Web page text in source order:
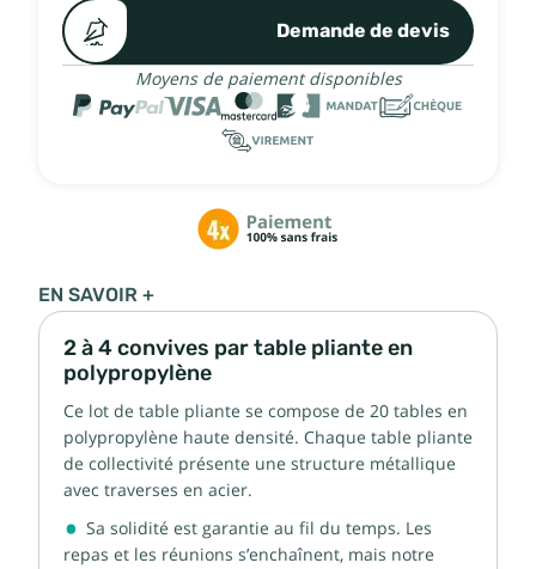
Demande de devis
Moyens de paiement disponibles
EN SAVOIR +
2 à 4 convives par table pliante en
polypropylène
Ce lot de table pliante se compose de 20 tables en
polypropylène haute densité. Chaque table pliante
de collectivité présente une structure métallique
avec traverses en acier.
Sa solidité est garantie au fil du temps. Les
repas et les réunions s’enchaînent, mais notre